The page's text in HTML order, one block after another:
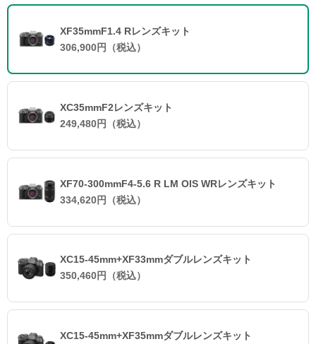
XF35mmF1.4 Rレンズキット
306,900円（税込）
XC35mmF2レンズキット
249,480円（税込）
XF70-300mmF4-5.6 R LM OIS WRレンズキット
334,620円（税込）
XC15-45mm+XF33mmダブルレンズキット
350,460円（税込）
XC15-45mm+XF35mmダブルレンズキット